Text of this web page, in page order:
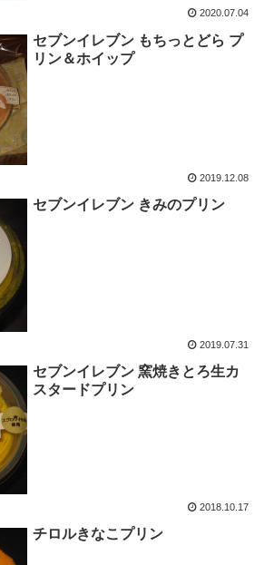
2020.07.04
セブンイレブン もちっとどら プ
リン＆ホイップ
2019.12.08
セブンイレブン きみのプリン
2019.07.31
セブンイレブン 窯焼きとろ生カ
スタードプリン
2018.10.17
チロルきなこプリン